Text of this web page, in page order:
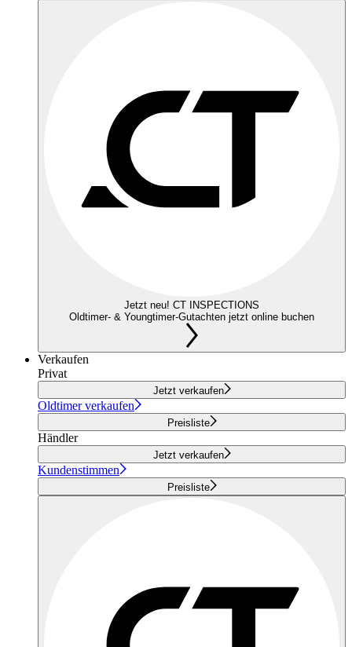
Jetzt neu! CT INSPECTIONS
Oldtimer- & Youngtimer-Gutachten jetzt online buchen
Verkaufen
Privat
Jetzt verkaufen
Oldtimer verkaufen
Preisliste
Händler
Jetzt verkaufen
Kundenstimmen
Preisliste